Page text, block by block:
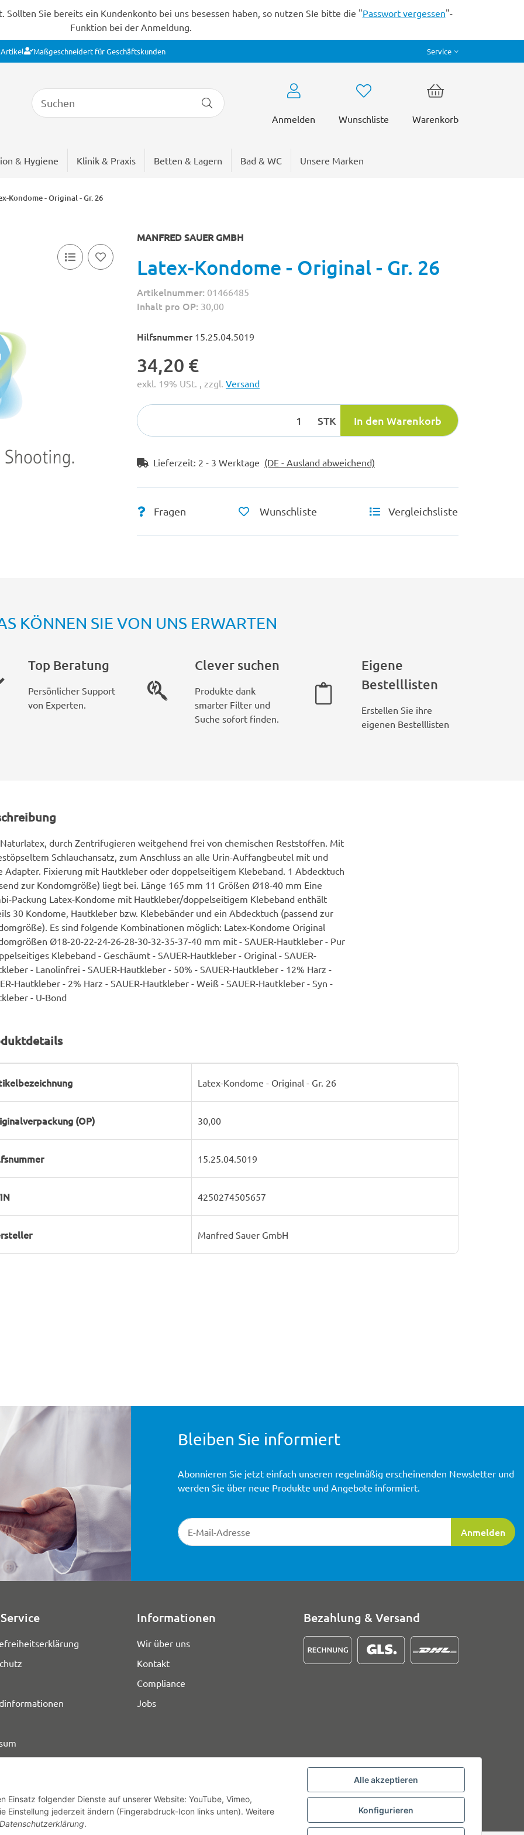
Alle akzeptieren
Konfigurieren
Einsatz folgender Dienste auf unserer Website: YouTube, Vimeo,
Einstellung jederzeit ändern (Fingerabdruck-Icon links unten). Weitere
Datenschutzerklärung.
Sie bereits ein Kundenkonto bei uns besessen haben, so nutzen SIe bitte die "Passwort vergessen"-
Funktion bei der Anmeldung.
Artikel Maßgeschneidert für Geschäftskunden Service
Anmelden Wunschliste Warenkorb
& Hygiene Klinik & Praxis Betten & Lagern Bad & WC Unsere Marken
Kondome - Original - Gr. 26
MANFRED SAUER GMBH
Latex-Kondome - Original - Gr. 26
Artikelnummer: 01466485
Inhalt pro OP: 30,00
Hilfsnummer 15.25.04.5019
34,20 €
exkl. 19% USt. , zzgl. Versand
STK In den Warenkorb
Lieferzeit: 2 - 3 Werktage (DE - Ausland abweichend)
Fragen Wunschliste Vergleichsliste
KÖNNEN SIE VON UNS ERWARTEN
Top Beratung
Persönlicher Support
von Experten.
Clever suchen
Produkte dank
smarter Filter und
Suche sofort finden.
Eigene
Bestelllisten
Erstellen Sie ihre
eigenen Bestelllisten
durch Zentrifugieren weitgehend frei von chemischen Reststoffen. Mit
Schlauchansatz, zum Anschluss an alle Urin-Auffangbeutel mit und
Adapter. Fixierung mit Hautkleber oder doppelseitigem Klebeband. 1 Abdecktuch
zur Kondomgröße) liegt bei. Länge 165 mm 11 Größen Ø18-40 mm Eine
Packung Latex-Kondome mit Hautkleber/doppelseitigem Klebeband enthält
30 Kondome, Hautkleber bzw. Klebebänder und ein Abdecktuch (passend zur
Es sind folgende Kombinationen möglich: Latex-Kondome Original
Ø18-20-22-24-26-28-30-32-35-37-40 mm mit - SAUER-Hautkleber - Pur
Klebeband - Geschäumt - SAUER-Hautkleber - Original - SAUER-
- Lanolinfrei - SAUER-Hautkleber - 50% - SAUER-Hautkleber - 12% Harz -
Hautkleber - 2% Harz - SAUER-Hautkleber - Weiß - SAUER-Hautkleber - Syn -
- U-Bond
Latex-Kondome - Original - Gr. 26
(OP) 30,00
15.25.04.5019
4250274505657
Manfred Sauer GmbH
Bleiben Sie informiert
Newsletter-Registrierung
Anmelden
Abonnieren Sie jetzt einfach unseren regelmäßig erscheinenden Newsletter und
werden Sie über neue Produkte und Angebote informiert.
Informationen
Wir über uns
Kontakt
Compliance
Jobs
Bezahlung & Versand